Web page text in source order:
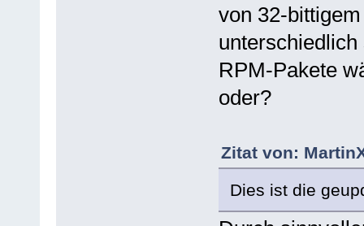
von 32-
RPM-Pakete
oder?
Zitat von:
Dies ist die